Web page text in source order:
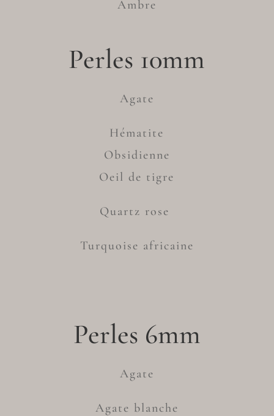
Ambre
Perles 10mm
Agate
Hématite
Obsidienne
Oeil de tigre
Quartz rose
Turquoise africaine
Perles 6mm
Agate
Agate blanche